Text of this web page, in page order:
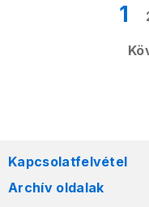
1
Kapcsolatfelvétel
Archív oldalak